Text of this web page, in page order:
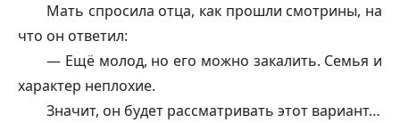
Мать спросила отца, как прошли смотрины, на
что он ответил:
— Ещё молод, но его можно закалить. Семья и
характер неплохие.
Значит, он будет рассматривать этот вариант…